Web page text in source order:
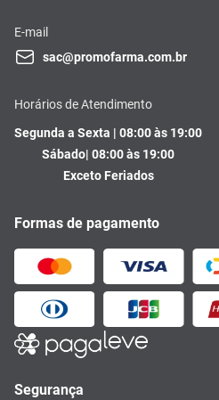
E-mail
sac@promofarma.com.br
Horários de Atendimento
Segunda a Sexta | 08:00 às 19:00
Sábado| 08:00 às 19:00
Exceto Feriados
Formas de pagamento
Segurança